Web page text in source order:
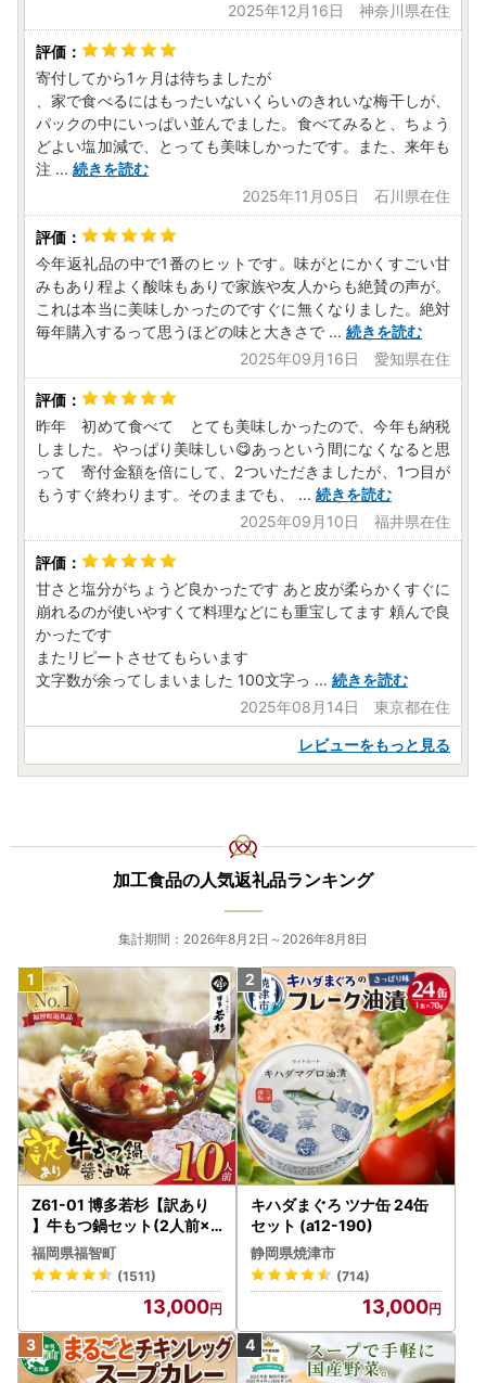
2025年12月16日 神奈川県在住
寄付してから1ヶ月は待ちましたが
、家で食べるにはもったいないくらいのきれいな梅干しが、
パックの中にいっぱい並んでました。食べてみると、ちょう
どよい塩加減で、とっても美味しかったです。また、来年も
注 ... 続きを読む
2025年11月05日 石川県在住
今年返礼品の中で1番のヒットです。味がとにかくすごい甘
みもあり程よく酸味もありで家族や友人からも絶賛の声が。
これは本当に美味しかったのですぐに無くなりました。絶対
毎年購入するって思うほどの味と大きさで ... 続きを読む
2025年09月16日 愛知県在住
昨年 初めて食べて とても美味しかったので、今年も納税
しました。やっぱり美味しい😋あっという間になくなると思
って 寄付金額を倍にして、2ついただきましたが、1つ目が
もうすぐ終わります。そのままでも、
... 続きを読む
2025年09月10日 福井県在住
甘さと塩分がちょうど良かったです あと皮が柔らかくすぐに
崩れるのが使いやすくて料理などにも重宝してます 頼んで良
かったです
またリピートさせてもらいます
文字数が余ってしまいました 100文字っ ... 続きを読む
2025年08月14日 東京都在住
レビューをもっと見る
加工食品の人気返礼品ランキング
集計期間：2026年8月2日～2026年8月8日
Z61-01 博多若杉【訳あり
】牛もつ鍋セット(2人前×5
) 10人前 もつ鍋
福岡県福智町
(1511)
13,000
キハダまぐろ ツナ缶 24缶
セット (a12-190)
静岡県焼津市
(714)
13,000